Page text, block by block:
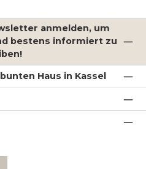
anmelden, um
bestens informiert zu
Haus in Kassel